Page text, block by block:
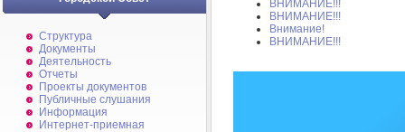
Структура
Документы
Деятельность
Отчеты
Проекты документов
Публичные слушания
Информация
Интернет-приемная
ВНИМАНИЕ!!!
ВНИМАНИЕ!!!
Внимание!
ВНИМАНИЕ!!!